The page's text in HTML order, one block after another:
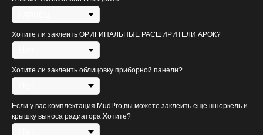
Хотите ли заклеить ОРИГИНАЛЬНЫЕ РАСШИРИТЕЛИ АРОК?
Хотите ли заклеить облицовку приборной панели?
Если у вас комплектация MudPro,вы можете заклеить еще шноркель и
крышку выноса радиатора.Хотите?